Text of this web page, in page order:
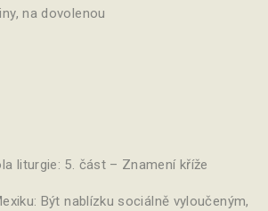
na dovolenou
liturgie: 5. část – Znamení kříže
Být nablízku sociálně vyloučeným,